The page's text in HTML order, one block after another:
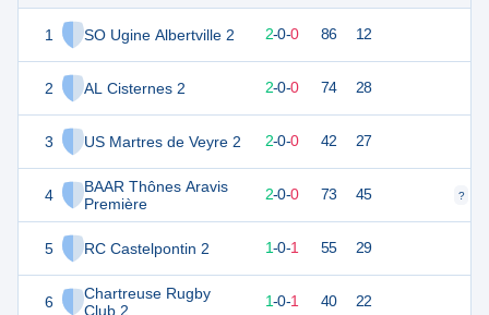
1 SO Ugine Albertville 2
2 AL Cisternes 2
3 US Martres de Veyre 2
4
BAAR Thônes Aravis
Première
5 RC Castelpontin 2
6
Chartreuse Rugby
Club 2
10 2 2-0-0 86 12
2-0-0 74 28
8 2 2-0-0 42 27
8 2-0-0 73 45 ?
6 1-0-1 55 29
6 1-0-1 40 22